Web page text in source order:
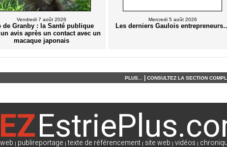
Vendredi 7 août 2026
de Granby : la Santé publique
un avis après un contact avec un
macaque japonais
Mercredi 5 août 2026
Les derniers Gaulois
PLUS... CONSULTEZ LA SECTION
| publireportage |texte de référencement| site web | vidéos |